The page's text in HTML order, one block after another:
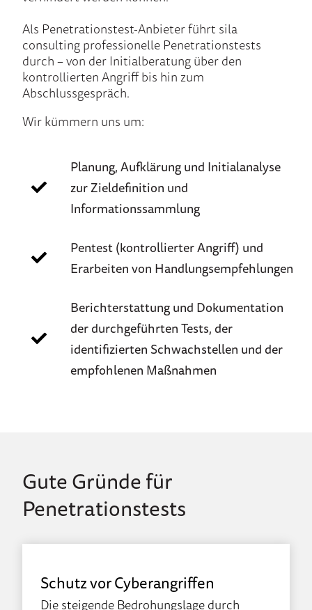
Als Penetrationstest-Anbieter führt sila
consulting professionelle Penetrationstests
durch – von der Initialberatung über den
kontrollierten Angriff bis hin zum
Abschlussgespräch.
Wir kümmern uns um:
Planung, Aufklärung und Initialanalyse
zur Zieldefinition und
Informationssammlung
Pentest (kontrollierter Angriff) und
Erarbeiten von Handlungsempfehlungen
Berichterstattung und Dokumentation
der durchgeführten Tests, der
identifizierten Schwachstellen und der
empfohlenen Maßnahmen
Gute Gründe für
Penetrationstests
Schutz vor Cyberangriffen
Die steigende Bedrohungslage durch